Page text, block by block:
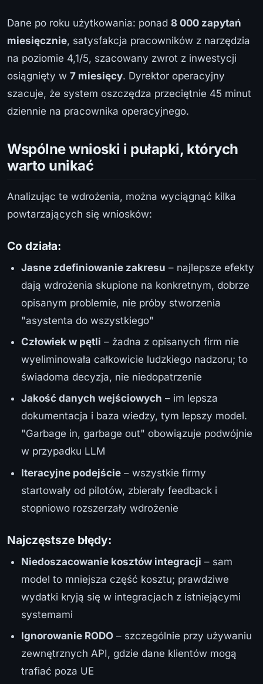
Dane po roku użytkowania: ponad 8 000 zapytań
miesięcznie, satysfakcja pracowników z narzędzia
na poziomie 4,1/5, szacowany zwrot z inwestycji
osiągnięty w 7 miesięcy. Dyrektor operacyjny
szacuje, że system oszczędza przeciętnie 45 minut
dziennie na pracownika operacyjnego.
Wspólne wnioski i pułapki, których
warto unikać
Analizując te wdrożenia, można wyciągnąć kilka
powtarzających się wniosków:
Co działa:
Jasne zdefiniowanie zakresu – najlepsze efekty
dają wdrożenia skupione na konkretnym, dobrze
opisanym problemie, nie próby stworzenia
"asystenta do wszystkiego"
Człowiek w pętli – żadna z opisanych firm nie
wyeliminowała całkowicie ludzkiego nadzoru; to
świadoma decyzja, nie niedopatrzenie
Jakość danych wejściowych – im lepsza
dokumentacja i baza wiedzy, tym lepszy model.
"Garbage in, garbage out" obowiązuje podwójnie
w przypadku LLM
Iteracyjne podejście – wszystkie firmy
startowały od pilotów, zbierały feedback i
stopniowo rozszerzały wdrożenie
Najczęstsze błędy:
Niedoszacowanie kosztów integracji – sam
model to mniejsza część kosztu; prawdziwe
wydatki kryją się w integracjach z istniejącymi
systemami
Ignorowanie RODO – szczególnie przy używaniu
zewnętrznych API, gdzie dane klientów mogą
trafiać poza UE